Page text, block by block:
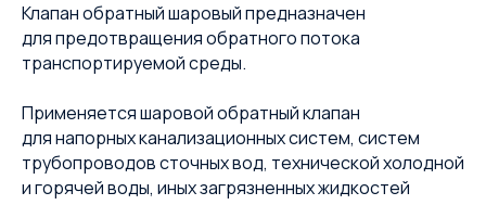
Клапан обратный шаровый предназначен
для предотвращения обратного потока
транспортируемой среды.
Применяется шаровой обратный клапан
для напорных канализационных систем, систем
трубопроводов сточных вод, технической холодной
и горячей воды, иных загрязненных жидкостей